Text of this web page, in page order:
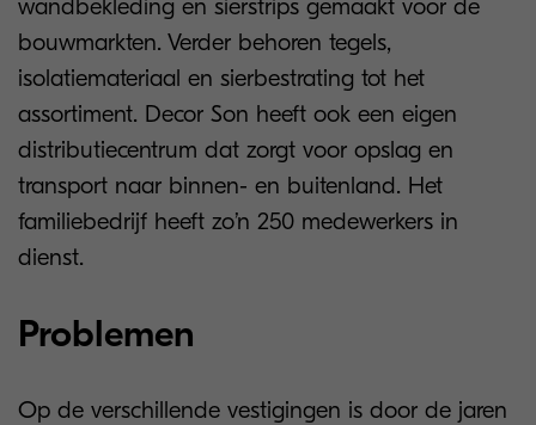
wandbekleding en sierstrips gemaakt voor de
bouwmarkten. Verder behoren tegels,
isolatiemateriaal en sierbestrating tot het
assortiment. Decor Son heeft ook een eigen
distributiecentrum dat zorgt voor opslag en
transport naar binnen- en buitenland. Het
familiebedrijf heeft zo’n 250 medewerkers in
dienst.
Problemen
Op de verschillende vestigingen is door de jaren